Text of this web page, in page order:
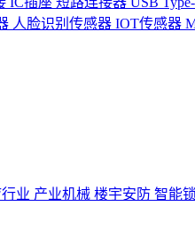
人脸识别传感器 IOT传感器
业 产业机械 楼宇安防 智能锁